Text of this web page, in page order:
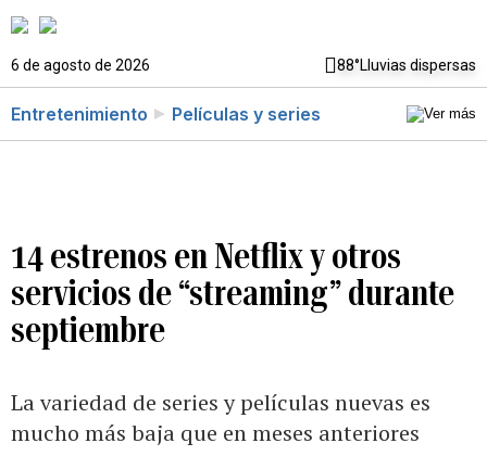
6 de agosto de 2026 88°Lluvias dispersas
Entretenimiento Películas y series
14 estrenos en Netflix y otros
servicios de “streaming” durante
septiembre
La variedad de series y películas nuevas es
mucho más baja que en meses anteriores